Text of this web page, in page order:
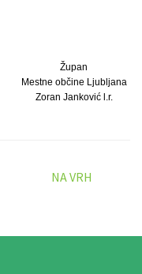
Župan
Mestne občine Ljubljana
Zoran Janković l.r.
NA VRH